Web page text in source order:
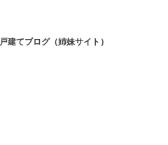
戸建てブログ（姉妹サイト）